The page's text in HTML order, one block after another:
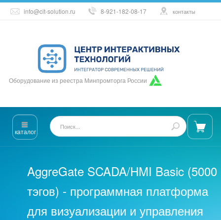
info@cit-solution.ru 8-921-182-08-17 контакты
Оборудование из реестра Минпромторга России
каталог
AggreGate SCADA/HMI Basic (5000
тэгов) - программная платформа
для визуализации и управления